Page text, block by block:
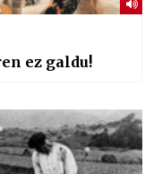
ez galdu!